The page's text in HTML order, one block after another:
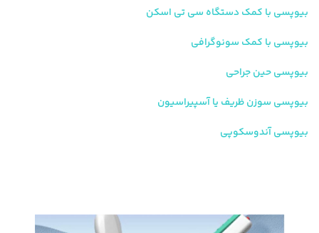
بیوپسی با کمک دستگاه سی تی اسکن
بیوپسی با کمک سونوگرافی
بیوپسی حین جراحی
بیوپسی سوزن ظریف یا آسپیراسیون
بیوپسی آندوسکوپی